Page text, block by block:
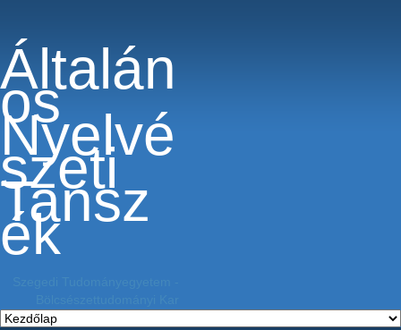
Általán
os
Nyelvé
szeti
Tansz
ék